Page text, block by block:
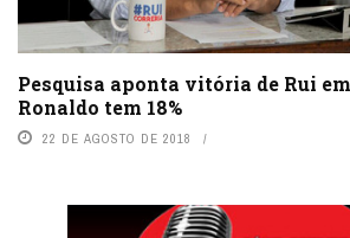
Pesquisa aponta vitória de Rui em
Ronaldo tem 18%
22 DE AGOSTO DE 2018